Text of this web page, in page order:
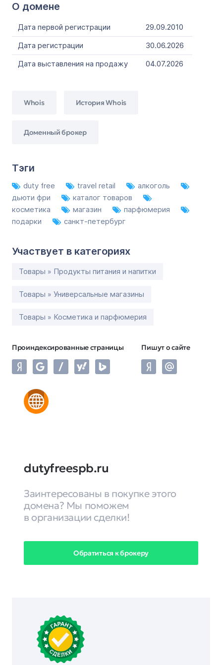
О домене
Дата первой регистрации
29.09.2010
Дата регистрации
30.06.2026
Дата выставления на продажу
04.07.2026
Whois История Whois
Доменный брокер
Тэги
duty free travel retail
алкоголь
дьюти фри
каталог товаров
косметика
магазин
парфюмерия
подарки
санкт-петербург
Участвует в категориях
Товары » Продукты питания и напитки
Товары » Универсальные магазины
Товары » Косметика и парфюмерия
Проиндексированные страницы Пишут о сайте
dutyfreespb.ru
Заинтересованы в покупке этого
домена? Мы поможем
в организации сделки!
Обратиться к брокеру